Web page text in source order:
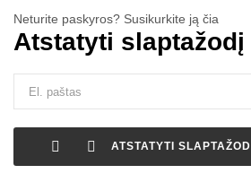
Neturite paskyros? Susikurkite ją čia
Atstatyti slaptažodį
  ATSTATYTI SLAPTAŽODĮ